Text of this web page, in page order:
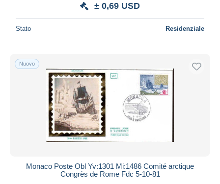
± 0,69 USD
Stato Residenziale
Nuovo
Monaco Poste Obl Yv:1301 Mi:1486 Comité arctique
Congrès de Rome Fdc 5-10-81